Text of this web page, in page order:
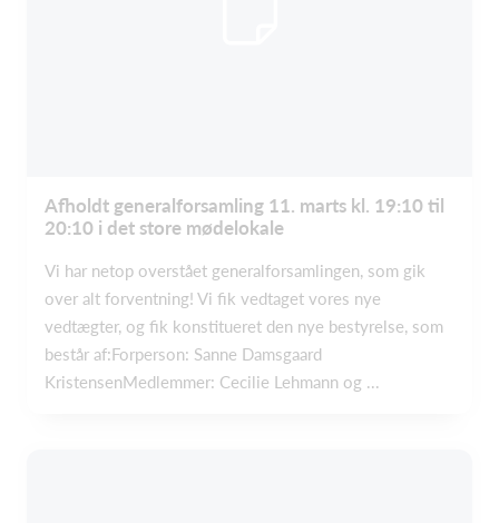
Afholdt generalforsamling 11. marts kl. 19:10 til
20:10 i det store mødelokale
Vi har netop overstået generalforsamlingen, som gik
over alt forventning! Vi fik vedtaget vores nye
vedtægter, og fik konstitueret den nye bestyrelse, som
består af:Forperson: Sanne Damsgaard
KristensenMedlemmer: Cecilie Lehmann og ...